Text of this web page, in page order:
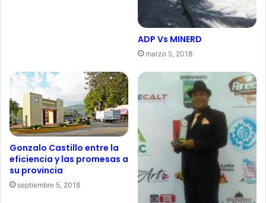
ADP Vs MINERD
marzo 5, 2018
Gonzalo Castillo entre la
eficiencia y las promesas a
su provincia
septiembre 5, 2018